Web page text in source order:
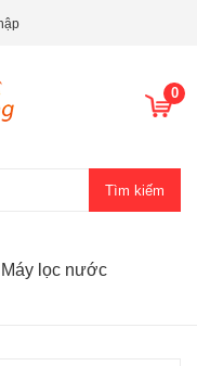
0
Tìm kiếm
Máy lọc nước